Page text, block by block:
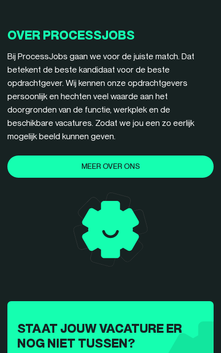
OVER PROCESSJOBS
Bij ProcessJobs gaan we voor de juiste match. Dat
betekent de beste kandidaat voor de beste
opdrachtgever. Wij kennen onze opdrachtgevers
persoonlijk en hechten veel waarde aan het
doorgronden van de functie, werkplek en de
beschikbare vacatures. Zodat we jou een zo eerlijk
mogelijk beeld kunnen geven.
MEER OVER ONS
STAAT JOUW VACATURE ER
NOG NIET TUSSEN?